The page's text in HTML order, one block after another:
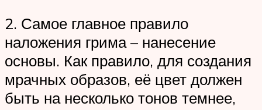
2. Самое главное правило
наложения грима – нанесение
основы. Как правило, для создания
мрачных образов, её цвет должен
быть на несколько тонов темнее,